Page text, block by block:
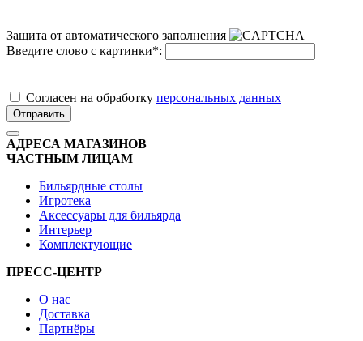
Защита от автоматического заполнения
Введите слово с картинки*:
Cогласен на обработку персональных данных
Отправить
АДРЕСА МАГАЗИНОВ
ЧАСТНЫМ ЛИЦАМ
Бильярдные столы
Игротека
Аксессуары для бильярда
Интерьер
Комплектующие
ПРЕСС-ЦЕНТР
О нас
Доставка
Партнёры